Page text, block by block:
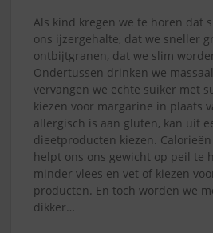
Als kind kregen we te horen dat
ons ijzergehalte, dat we sneller
ontbijtgranen, dat we slim
Ondertussen drinken we
vervangen we echte suiker met
kiezen voor margarine in plaats
allergisch is aan gluten, kan uit
dieetproducten kiezen.
helpt ons ons gewicht op peil te
minder vlees en vet of kiezen
producten. En toch worden we
dikker…